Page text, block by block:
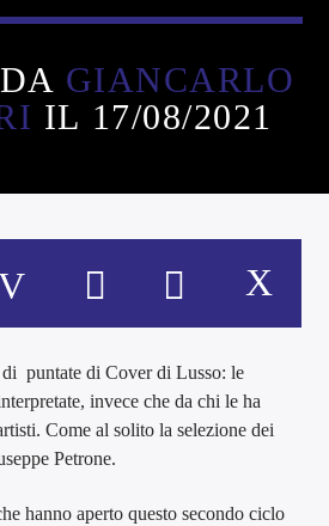
GIANCARLO
IL 17/08/2021
puntate di Cover di Lusso: le
invece che da chi le ha
Come al solito la selezione dei
Petrone.
hanno aperto questo secondo ciclo